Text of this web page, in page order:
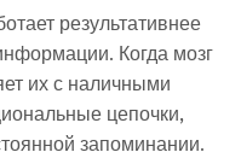
результативнее
Когда мозг
их с наличными
цепочки,
запоминании.